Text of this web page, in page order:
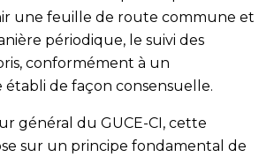
une feuille de route commune et
périodique, le suivi des
conformément à un
de façon consensuelle.
général du GUCE-CI, cette
sur un principe fondamental de